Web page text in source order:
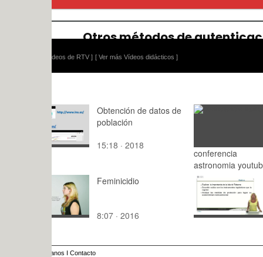
[ Ver más Vídeos didácticos ]
Obtención de datos de
población
15:18 · 2018
astronomia youtube
: · 2015
Feminicidio
8:07 · 2016
Isla de
9:54 · 2017